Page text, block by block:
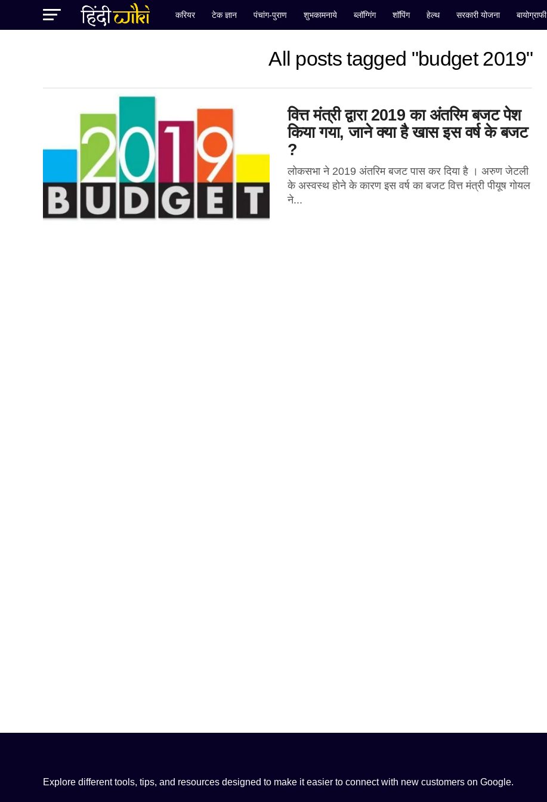
करियर टेक ज्ञान पंचांग-पुराण शुभकामनाये ब्लॉग्गिंग शॉपिंग हेल्थ सरकारी योजना बायोग्राफी
All posts tagged "budget 2019"
वित्त मंत्री द्वारा 2019 का अंतरिम बजट पेश
किया गया, जाने क्या है खास इस वर्ष के बजट
?
लोकसभा ने 2019 अंतरिम बजट पास कर दिया है । अरुण जेटली
के अस्वस्थ होने के कारण इस वर्ष का बजट वित्त मंत्री पीयूष गोयल
ने...
Explore different tools, tips, and resources designed to make it easier to connect with new customers on Google.